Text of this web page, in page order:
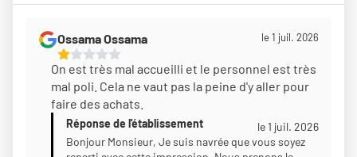
Ossama Ossama
1
Étoiles
Sur
5
le 1 juil. 2026
On est très mal accueilli et le personnel est très
mal poli. Cela ne vaut pas la peine d'y aller pour
faire des achats.
Réponse de l'établissement
le 1 juil. 2026
Bonjour Monsieur, Je suis navrée que vous soyez